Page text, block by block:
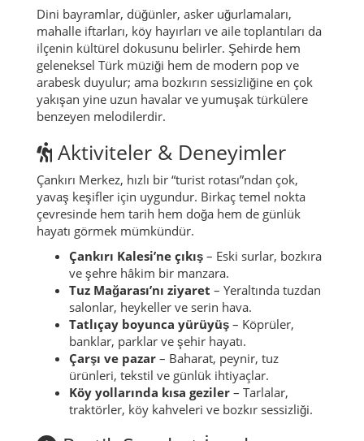
Dini bayramlar, düğünler, asker uğurlamaları,
mahalle iftarları, köy hayırları ve aile toplantıları da
ilçenin kültürel dokusunu belirler. Şehirde hem
geleneksel Türk müziği hem de modern pop ve
arabesk duyulur; ama bozkırın sessizliğine en çok
yakışan yine uzun havalar ve yumuşak türkülere
benzeyen melodilerdir.
Aktiviteler & Deneyimler
Çankırı Merkez, hızlı bir “turist rotası”ndan çok,
yavaş keşifler için uygundur. Birkaç temel nokta
çevresinde hem tarih hem doğa hem de günlük
hayatı görmek mümkündür.
Çankırı Kalesi’ne çıkış – Eski surlar, bozkıra
ve şehre hâkim bir manzara.
Tuz Mağarası’nı ziyaret – Yeraltında tuzdan
salonlar, heykeller ve serin hava.
Tatlıçay boyunca yürüyüş – Köprüler,
banklar, parklar ve şehir hayatı.
Çarşı ve pazar – Baharat, peynir, tuz
ürünleri, tekstil ve günlük ihtiyaçlar.
Köy yollarında kısa geziler – Tarlalar,
traktörler, köy kahveleri ve bozkır sessizliği.